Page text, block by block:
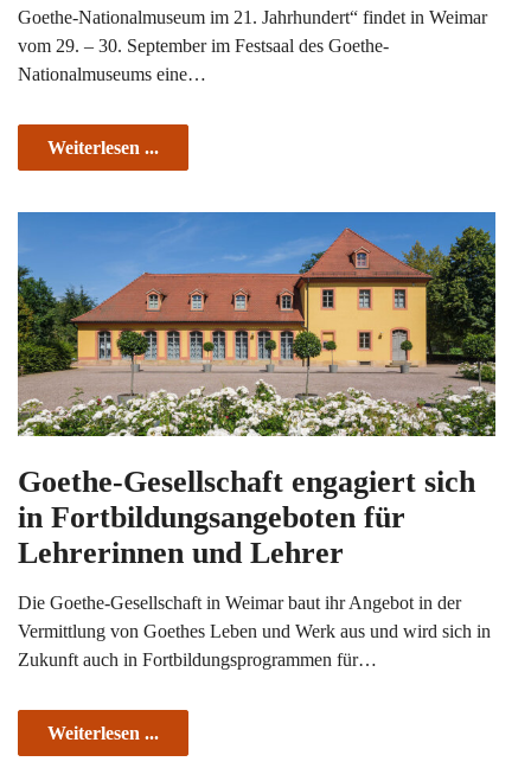
Goethe-Nationalmuseum im 21. Jahrhundert“ findet in Weimar
vom 29. – 30. September im Festsaal des Goethe-
Nationalmuseums eine…
Weiterlesen ...
Goethe-Gesellschaft engagiert sich
in Fortbildungsangeboten für
Lehrerinnen und Lehrer
Die Goethe-Gesellschaft in Weimar baut ihr Angebot in der
Vermittlung von Goethes Leben und Werk aus und wird sich in
Zukunft auch in Fortbildungsprogrammen für…
Weiterlesen ...